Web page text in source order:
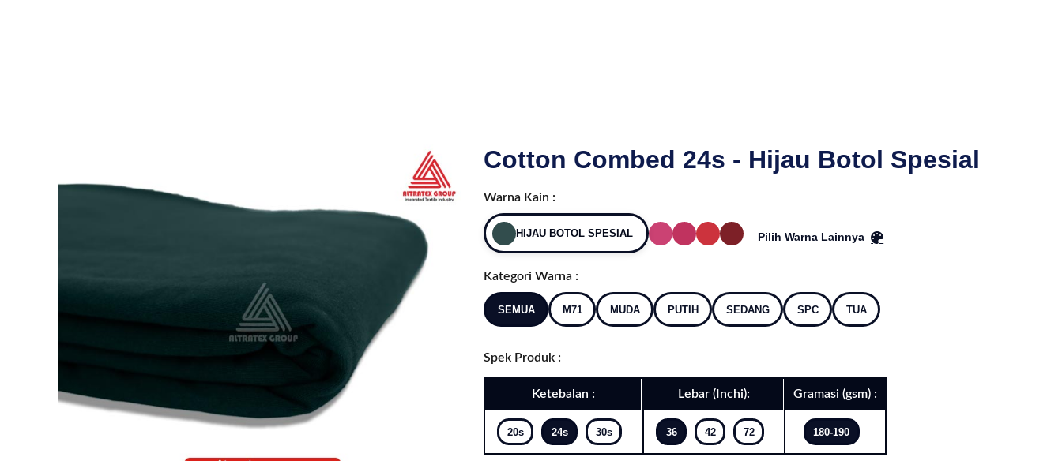
Cotton Combed 24s - Hijau Botol Spesial
Warna Kain :
HIJAU BOTOL SPESIAL Pilih Warna Lainnya
Kategori Warna :
SEMUA M71 MUDA PUTIH SEDANG SPC TUA
Spek Produk :
Ketebalan :
20s 24s 30s
Lebar (Inchi):
36 42 72
Gramasi (gsm) :
180-190